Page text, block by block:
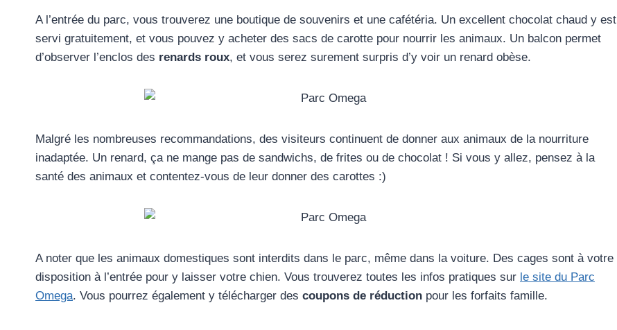
A l’entrée du parc, vous trouverez une boutique de souvenirs et une cafétéria. Un excellent chocolat chaud y est
servi gratuitement, et vous pouvez y acheter des sacs de carotte pour nourrir les animaux. Un balcon permet
d’observer l’enclos des renards roux, et vous serez surement surpris d’y voir un renard obèse.
Malgré les nombreuses recommandations, des visiteurs continuent de donner aux animaux de la nourriture
inadaptée. Un renard, ça ne mange pas de sandwichs, de frites ou de chocolat ! Si vous y allez, pensez à la
santé des animaux et contentez-vous de leur donner des carottes :)
A noter que les animaux domestiques sont interdits dans le parc, même dans la voiture. Des cages sont à votre
disposition à l’entrée pour y laisser votre chien. Vous trouverez toutes les infos pratiques sur le site du Parc
Omega. Vous pourrez également y télécharger des coupons de réduction pour les forfaits famille.